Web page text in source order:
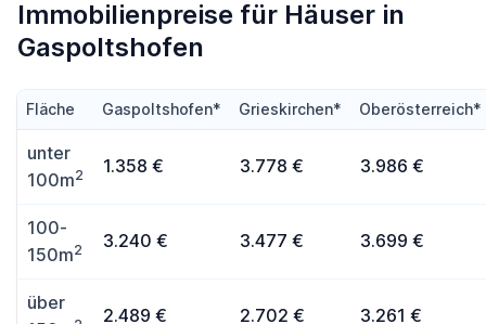
Immobilienpreise für Häuser in
Gaspoltshofen
Fläche Gaspoltshofen* Grieskirchen* Oberösterreich*
unter
100m2 1.358 € 3.778 € 3.986 €
100-
150m2 3.240 € 3.477 € 3.699 €
über
2.489 € 2.702 € 3.261 €